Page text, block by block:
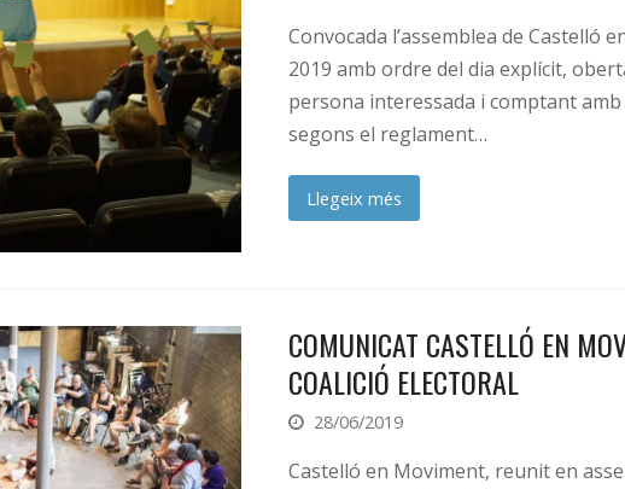
Convocada l’assemblea de Castelló
2019 amb ordre del dia explícit,
persona interessada i comptant
segons el reglament…
Llegeix més
COMUNICAT CASTELLÓ EN
COALICIÓ ELECTORAL
28/06/2019
Castelló en Moviment, reunit en